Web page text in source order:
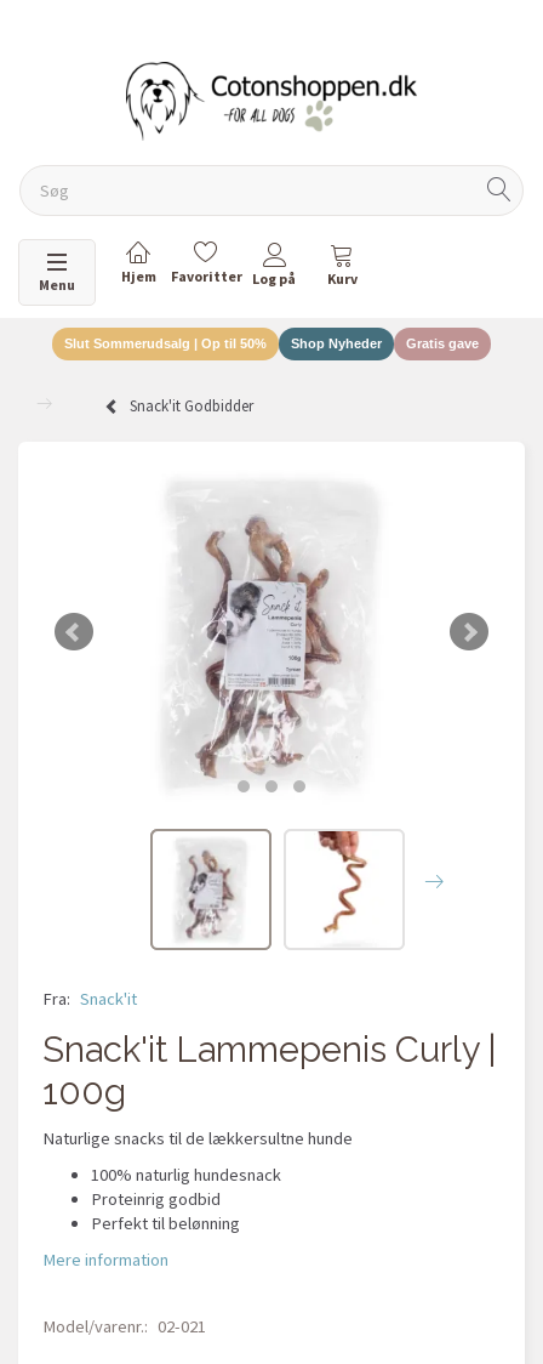
Skifte navigation
Menu
Slut Sommerudsalg | Op til 50% Shop Nyheder Gratis gave
Snack'it Godbidder
Fra: Snack'it
Snack'it Lammepenis Curly |
100g
Naturlige snacks til de lækkersultne hunde
100% naturlig hundesnack
Proteinrig godbid
Perfekt til belønning
Mere information
Model/varenr.: 02-021